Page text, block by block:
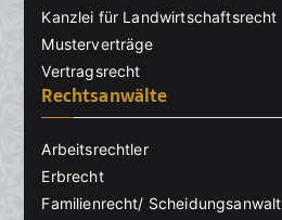
Kanzlei für Landwirtschaftsrecht
Musterverträge
Vertragsrecht
Rechtsanwälte
Arbeitsrechtler
Erbrecht
Familienrecht/ Scheidungsanwalt